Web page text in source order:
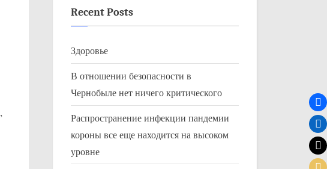
,
Recent Posts
Здоровье
В отношении безопасности в
Чернобыле нет ничего критического
Распространение инфекции пандемии
короны все еще находится на высоком
уровне